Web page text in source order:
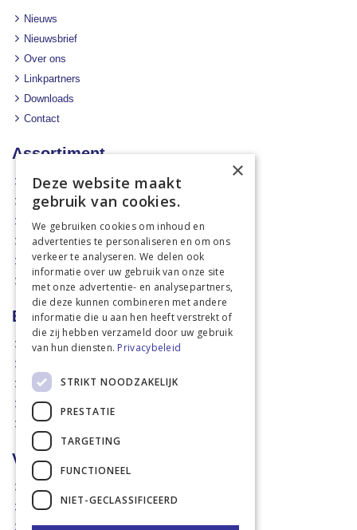
Nieuws
Nieuwsbrief
Over ons
Linkpartners
Downloads
Contact
Assortiment
Aanbiedingen
Mechanisatie
Stal & Erf
Weidetechniek
Dierbenodigdheden
Actiefolders
Betalen en verzenden
Hoe bestellen?
Afhaalmogelijkheden
Verzendkosten
Retouren
Voorwaarden
Privacy policy & Cookies
Algemene voorwaarden
×
Deze website maakt
gebruik van cookies.
We gebruiken cookies om inhoud en
advertenties te personaliseren en om ons
verkeer te analyseren. We delen ook
informatie over uw gebruik van onze site
met onze advertentie- en analysepartners,
die deze kunnen combineren met andere
informatie die u aan hen heeft verstrekt of
die zij hebben verzameld door uw gebruik
van hun diensten. Privacybeleid
STRIKT NOODZAKELIJK
PRESTATIE
TARGETING
FUNCTIONEEL
NIET-GECLASSIFICEERD